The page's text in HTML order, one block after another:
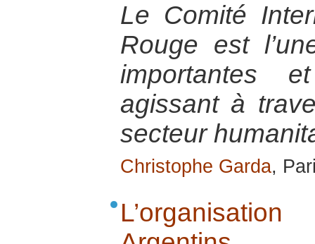
Le Comité
Rouge est
importantes
agissant à
secteur
Christophe Garda,